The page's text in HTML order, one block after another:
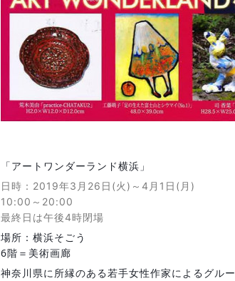
「アートワンダーランド横浜」
日時：2019年3月26日(火)～4月1日(月)
10:00～20:00
最終日は午後4時閉場
場所：横浜そごう
6階＝美術画廊
神奈川県に所縁のある若手女性作家によるグル